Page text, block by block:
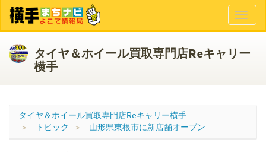
タイヤ＆ホイール買取専門店Reキャリー
横手
タイヤ＆ホイール買取専門店Reキャリー横手
トピック
山形県東根市に新店舗オープン